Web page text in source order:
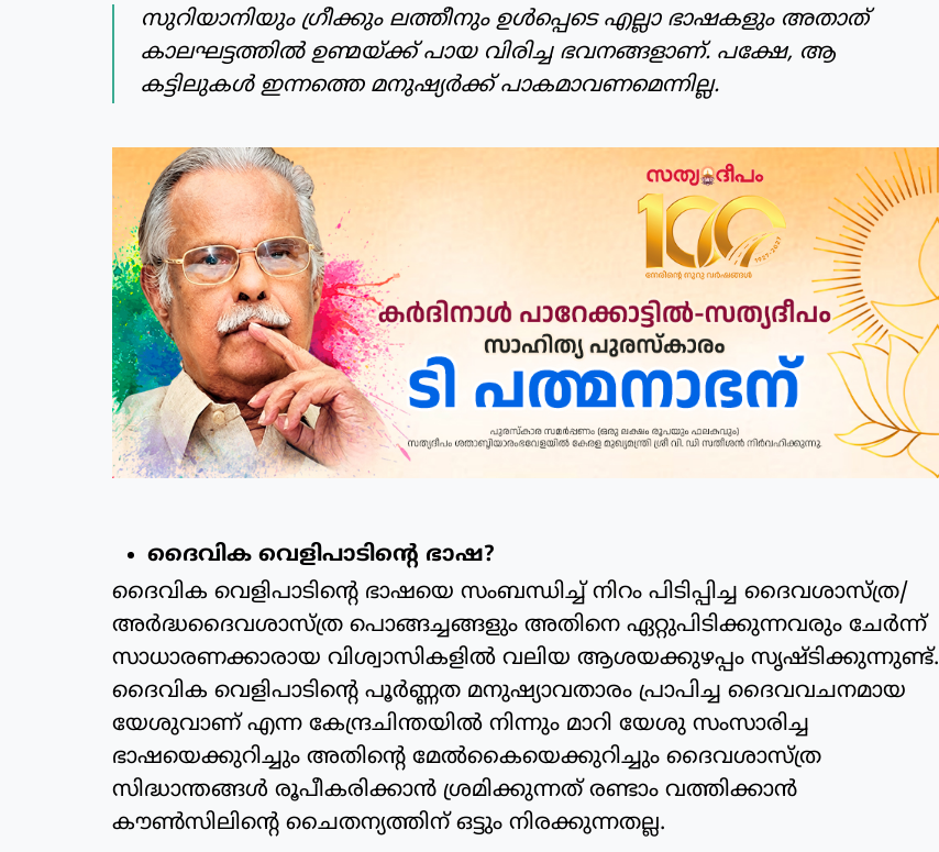
സുറിയാനിയും ഗ്രീക്കും ലത്തീനും ഉള്‍പ്പെടെ എല്ലാ ഭാഷകളും അതാത്
കാലഘട്ടത്തില്‍ ഉണ്മയ്ക്ക് പായ വിരിച്ച ഭവനങ്ങളാണ്. പക്ഷേ, ആ
കട്ടിലുകള്‍ ഇന്നത്തെ മനുഷ്യര്‍ക്ക് പാകമാവണമെന്നില്ല.
ദൈവിക വെളിപാടിന്റെ ഭാഷ?
ദൈവിക വെളിപാടിന്റെ ഭാഷയെ സംബന്ധിച്ച് നിറം പിടിപ്പിച്ച ദൈവശാസ്ത്ര/
അര്‍ദ്ധദൈവശാസ്ത്ര പൊങ്ങച്ചങ്ങളും അതിനെ ഏറ്റുപിടിക്കുന്നവരും ചേര്‍ന്ന്
സാധാരണക്കാരായ വിശ്വാസികളില്‍ വലിയ ആശയക്കുഴപ്പം സൃഷ്ടിക്കുന്നുണ്ട്.
ദൈവിക വെളിപാടിന്റെ പൂര്‍ണ്ണത മനുഷ്യാവതാരം പ്രാപിച്ച ദൈവവചനമായ
യേശുവാണ് എന്ന കേന്ദ്രചിന്തയില്‍ നിന്നും മാറി യേശു സംസാരിച്ച
ഭാഷയെക്കുറിച്ചും അതിന്റെ മേല്‍കൈയെക്കുറിച്ചും ദൈവശാസ്ത്ര
സിദ്ധാന്തങ്ങള്‍ രൂപീകരിക്കാന്‍ ശ്രമിക്കുന്നത് രണ്ടാം വത്തിക്കാന്‍
കൗണ്‍സിലിന്റെ ചൈതന്യത്തിന് ഒട്ടും നിരക്കുന്നതല്ല.